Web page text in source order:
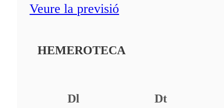
Veure la previsió
HEMEROTECA
Dl Dt